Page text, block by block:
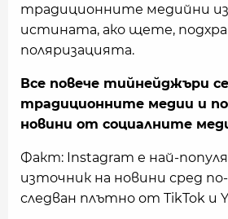
традиционните медийни
истината, ако щете,
поляризацията.
Все повече тийнейджъри
традиционните медии и
новини от социалните
Факт: Instagram е най-
източник на новини сред
следван плътно от TikTok и